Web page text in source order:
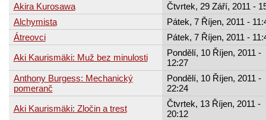
Akira Kurosawa
Čtvrtek, 29 Září, 2011 -
Alchymista
Pátek, 7 Říjen, 2011 -
Átreovci
Pátek, 7 Říjen, 2011 -
Aki Kaurismäki: Muž bez minulosti
Pondělí, 10 Říjen, 2011 -
12:27
Anthony Burgess: Mechanický
pomeranč
Pondělí, 10 Říjen, 2011 -
22:24
Aki Kaurismäki: Zločin a trest
Čtvrtek, 13 Říjen, 2011 -
20:12